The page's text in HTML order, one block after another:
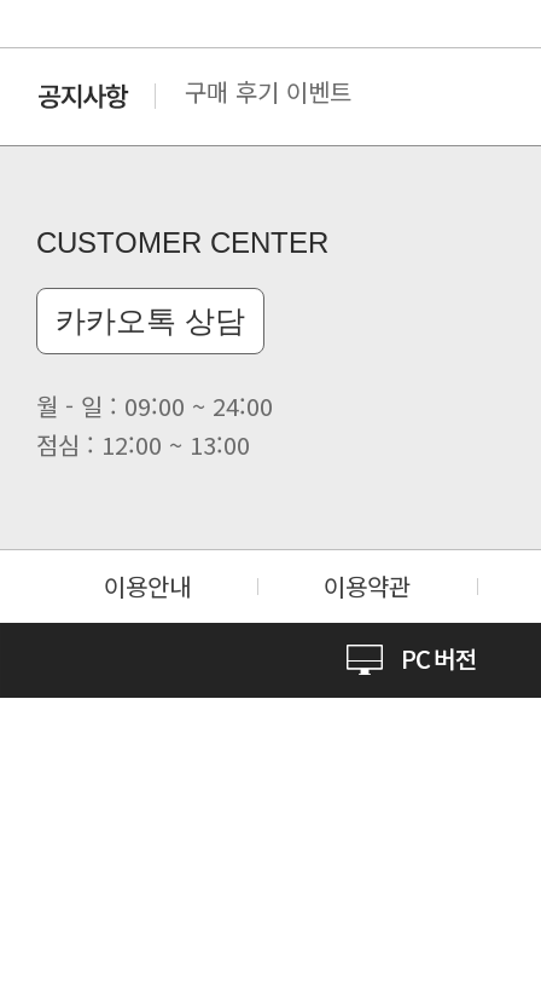
클린 공장명 변경
CUSTOMER CENTER
카카오톡 상담
월 - 일 : 09:00 ~ 24:00
점심 : 12:00 ~ 13:00
이용안내 이용약관